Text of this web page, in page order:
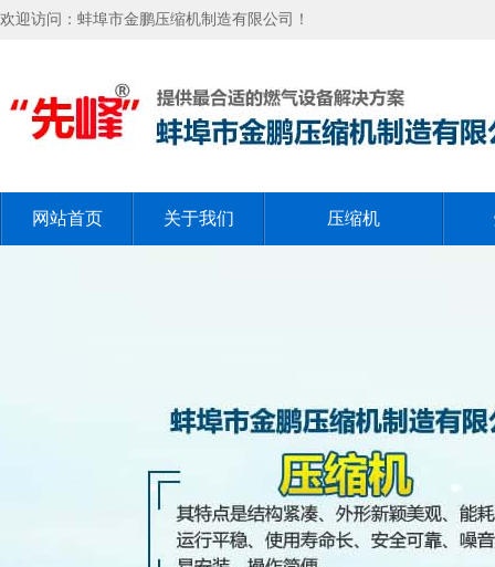
欢迎访问：蚌埠市金鹏压缩机制造有限公司！
网站首页 关于我们 压缩机